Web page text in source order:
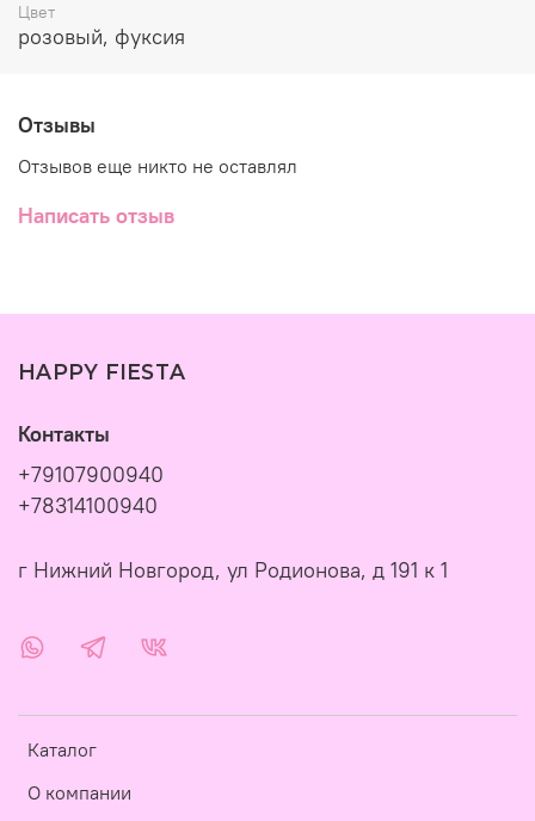
Цвет
розовый, фуксия
Отзывы
Отзывов еще никто не оставлял
Написать отзыв
HAPPY FIESTA
Каталог
О компании
Контакты
+79107900940
+78314100940
г Нижний Новгород, ул Родионова, д 191 к 1